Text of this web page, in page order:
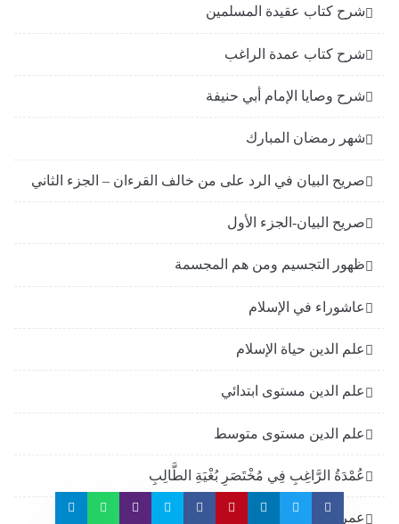
شرح كتاب عقيدة المسلمين
شرح كتاب عمدة الراغب
شرح وصايا الإمام أبي حنيفة
شهر رمضان المبارك
صريح البيان في الرد على من خالف القرءان – الجزء الثاني
صريح البيان-الجزء الأول
ظهور التجسيم ومن هم المجسمة
عاشوراء في الإسلام
علم الدين حياة الإسلام
علم الدين مستوى ابتدائي
علم الدين مستوى متوسط
عُمْدَةُ الرَّاغِبِ فِي مُخْتَصَرِ بُغْيَةِ الطَّالِبِ
عمرو خالد في ميزان الشريعة